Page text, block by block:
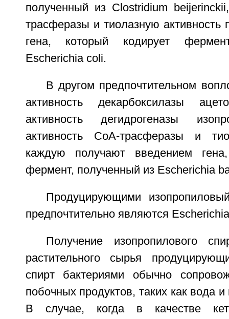
полученный из Clostridium
трасферазы и тиолазную активность
гена, который кодирует
Escherichia coli.
В другом предпочтительном
активность декарбоксилазы
активность дегидрогеназы
активность СоА-трасферазы и
каждую получают введением
фермент, полученный из Escherichia
Продуцирующими
предпочтительно являются
Получение изопропилового
растительного сырья
спирт бактериями обычно
побочных продуктов, таких как вода
В случае, когда в качестве